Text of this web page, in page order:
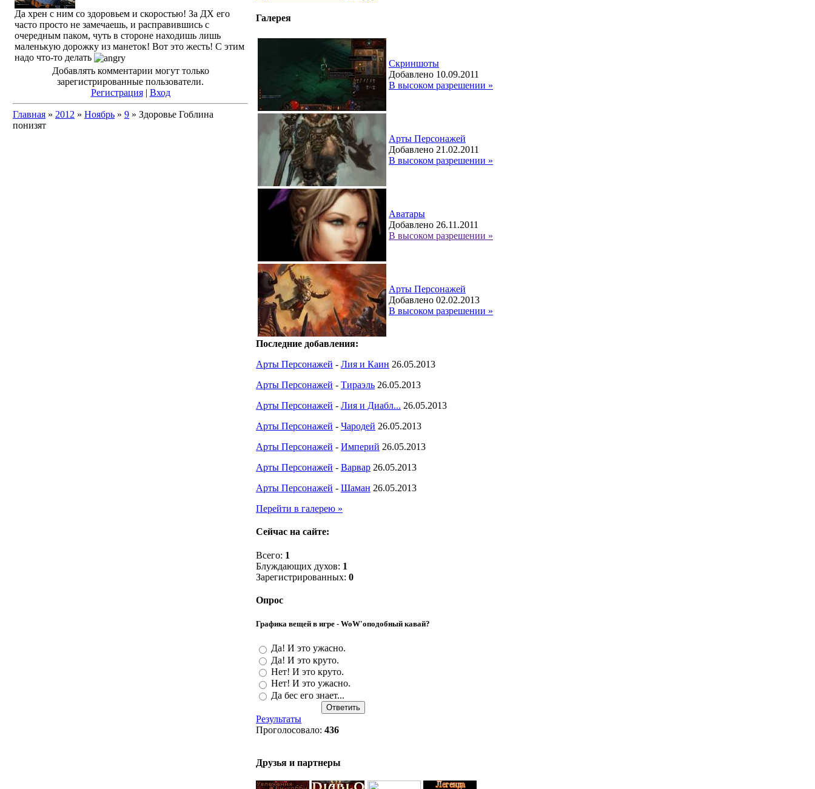
Да хрен с ним со здоровьем и скоростью! За ДХ его
часто просто не замечаешь, и расправившись с
очередным паком, чуть в стороне находишь лишь
маленькую дорожку из манеток! Вот это жесть! С этим
надо что-то делать
Добавлять комментарии могут только
зарегистрированные пользователи.
Регистрация| Вход
Главная » 2012 » Ноябрь » 9 » Здоровье Гоблина
понизят
Галерея
Скриншоты
Добавлено 10.09.2011
В высоком разрешении »
Арты Персонажей
Добавлено 21.02.2011
В высоком разрешении »
Аватары
Добавлено 26.11.2011
В высоком разрешении »
Арты Персонажей
Добавлено 02.02.2013
В высоком разрешении »
Последние добавления:
Арты Персонажей - Лия и Каин 26.05.2013
Арты Персонажей - Тираэль 26.05.2013
Арты Персонажей - Лия и Диабл... 26.05.2013
Арты Персонажей - Чародей 26.05.2013
Арты Персонажей - Империй 26.05.2013
Арты Персонажей - Варвар 26.05.2013
Арты Персонажей - Шаман 26.05.2013
Перейти в галерею »
Сейчас на сайте:
Всего: 1
Блуждающих духов: 1
Зарегистрированных: 0
Опрос
Графика вещей в игре - WoW'оподобный кавай?
Да! И это ужасно.
Да! И это круто.
Нет! И это круто.
Нет! И это ужасно.
Да бес его знает...
Результаты
Проголосовало: 436
Друзья и партнеры